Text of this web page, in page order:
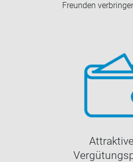
Freun­den